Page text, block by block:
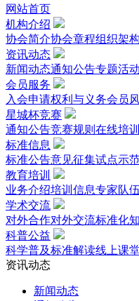
网站首页
机构介绍
协会简介协会章程组织架构
资讯动态
新闻动态通知公告专题活动
会员服务
入会申请权利与义务会员
星城杯竞赛
通知公告竞赛规则 在线培训
标准信息
标准公告意见征集试点示
教育培训
业务介绍培训信息专家队伍
学术交流
对外合作对外交流标准化
科普公益
科学普及标准解读线上课堂
资讯动态
新闻动态